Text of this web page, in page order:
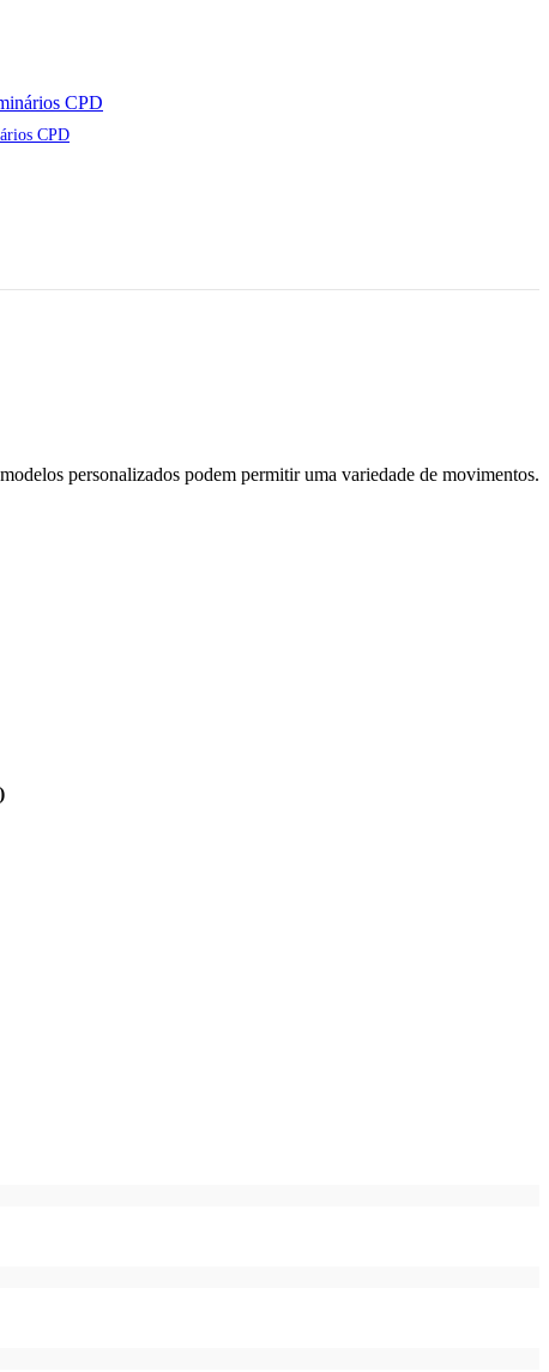
CPD
personalizados podem permitir uma variedade de movimentos.